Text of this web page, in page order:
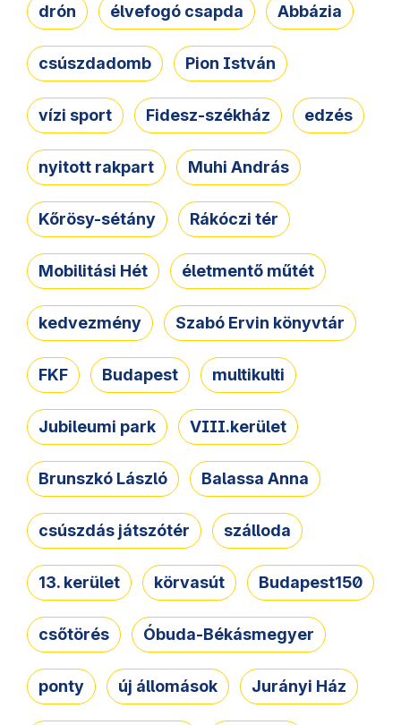
drón élvefogó csapda Abbázia
csúszdadomb Pion István
vízi sport Fidesz-székház edzés
nyitott rakpart Muhi András
Kőrösy-sétány Rákóczi tér
Mobilitási Hét életmentő műtét
kedvezmény Szabó Ervin könyvtár
FKF Budapest multikulti
Jubileumi park VIII.kerület
Brunszkó László Balassa Anna
csúszdás játszótér szálloda
13. kerület körvasút Budapest150
csőtörés Óbuda-Békásmegyer
ponty új állomások Jurányi Ház